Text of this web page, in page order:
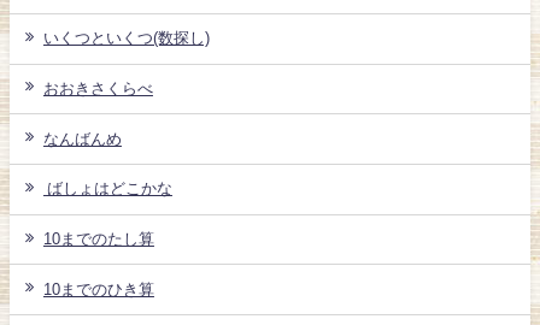
いくつといくつ(数探し)
おおきさくらべ
なんばんめ
ばしょはどこかな
10までのたし算
10までのひき算